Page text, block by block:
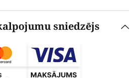
sniedzējs